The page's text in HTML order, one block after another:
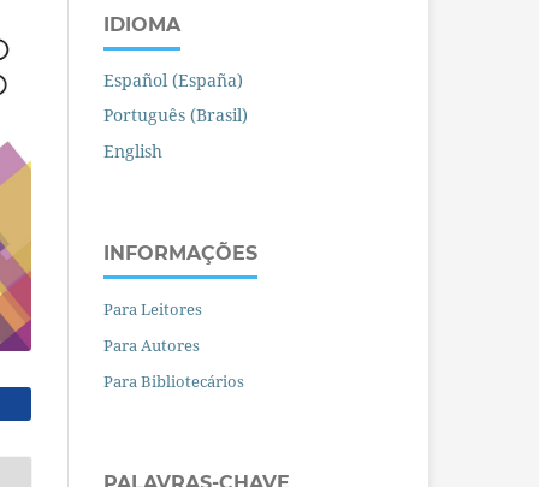
IDIOMA
Español (España)
Português (Brasil)
English
INFORMAÇÕES
Para Leitores
Para Autores
Para Bibliotecários